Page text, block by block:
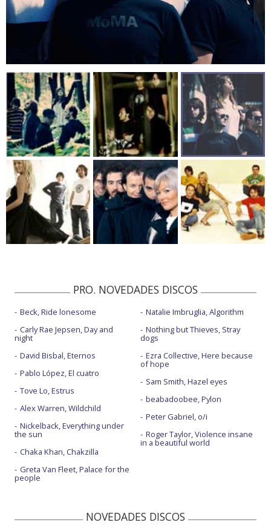
PRO. NOVEDADES DISCOS
Beck, Ride lonesome
Carly Rae Jepsen, Day and
night
David Bisbal, Eternos
Pablo López, El cuatro
Tove Lo, Estrus
Alex Warren, Wildchild
Nickelback, Everything under
the sun
Chaka Khan, Chakzilla
Greta Van Fleet, Palace for the
people
Natalie Imbruglia, Algorithm
Nothing but Thieves, Stray
dogs
Ezra Collective, Here because
of hope
Sam Smith, Hazel eyes
beabadoobee, Pylon
Peter Gabriel, o/i
Roger Taylor, Violence insane
in a beautiful world
NOVEDADES DISCOS